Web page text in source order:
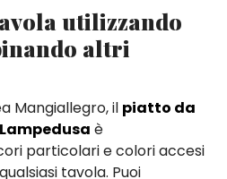
utilizzando
altri
Mangiallegro, il piatto da
è
particolari e colori accesi
tavola. Puoi